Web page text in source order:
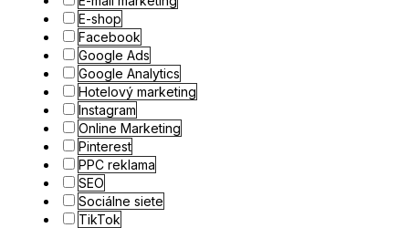
E-shop
Facebook
Google Ads
Google Analytics
Hotelový marketing
Instagram
Online Marketing
Pinterest
PPC reklama
SEO
Sociálne siete
TikTok